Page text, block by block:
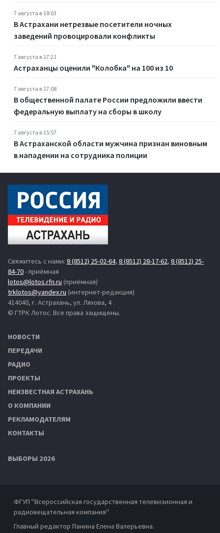
7 августа в 18:03
В Астрахани нетрезвые посетители ночных
заведений провоцировали конфликты
7 августа в 17:21
Астраханцы оценили "Колобка" на 100 из 10
7 августа в 17:08
В общественной палате России предложили ввести
федеральную выплату на сборы в школу
7 августа в 15:57
В Астраханской области мужчина признан виновным
в нападении на сотрудника полиции
Свяжитесь с нами: 8 (8512) 25-02-64, 8 (8512) 28-17-62, 8 (8512) 25-
84-70- приёмная
lotos@lotos.rfn.ru (приёмная)
trklotos@yandex.ru (интернет-редакция)
414040, г. Астрахань, ул. Ляхова, 4
© ГТРК Лотос. Все права защищены.
НОВОСТИ
ПЕРЕДАЧИ
РАДИО
ПРОЕКТЫ
НЕИЗВЕСТНАЯ АСТРАХАНЬ
О КОМПАНИИ
РЕКЛАМОДАТЕЛЯМ
КОНТАКТЫ
ВЫБОРЫ 2026
ФГУП "Всероссийская государственная телевизионная и
радиовещательная компания"
Главный редактор Панина Елена Валерьевна.